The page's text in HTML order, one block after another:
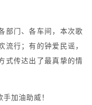
部门、各车间，本次歌
流行；有的钟爱民谣，
式传达出了最真挚的情
加油助威！